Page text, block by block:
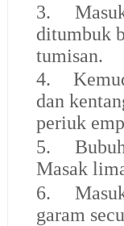
3.
ditumbuk
tumisan.
4.
dan
periuk
5.
Masak
6.
garam